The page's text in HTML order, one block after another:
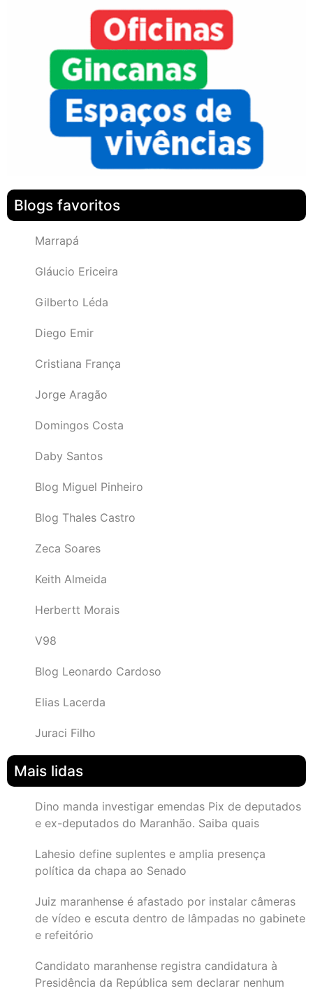
Blogs favoritos
Marrapá
Gláucio Ericeira
Gilberto Léda
Diego Emir
Cristiana França
Jorge Aragão
Domingos Costa
Daby Santos
Blog Miguel Pinheiro
Blog Thales Castro
Zeca Soares
Keith Almeida
Herbertt Morais
V98
Blog Leonardo Cardoso
Elias Lacerda
Juraci Filho
Mais lidas
Dino manda investigar emendas Pix de deputados
e ex-deputados do Maranhão. Saiba quais
Lahesio define suplentes e amplia presença
política da chapa ao Senado
Juiz maranhense é afastado por instalar câmeras
de vídeo e escuta dentro de lâmpadas no gabinete
e refeitório
Candidato maranhense registra candidatura à
Presidência da República sem declarar nenhum